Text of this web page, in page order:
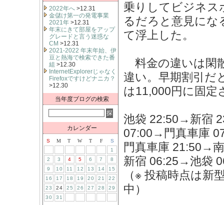
2022年へ >12.31
金儲け第一の発電事業
2021年 >12.31
年末にきて部屋をアップ
グレードと言う迷惑な
CM >12.31
2021-2022 年末年始、伊
豆と熱海で検索できた番
組 >12.30
InternetExplorerじゃなく
Firefoxですけどナニカ？
>12.30
当年度ブログの検索
カレンダー
S M T W T F
S
1
2
3 4 5 6 7
8
9
10 11 12 13 14
15
16
17 18 19 20 21
22
23
24 25 26 27 28
29
30
31
乗りしてビジネス
るだろと意見にな
て浮上した。
料金の違いは閑
違い。早期割引だ
は11,000円に固定
池袋 22:50→新宿
07:00→門真車庫
門真車庫 21:50→
新宿 06:25→池袋
（※ 投稿時点は新
中）